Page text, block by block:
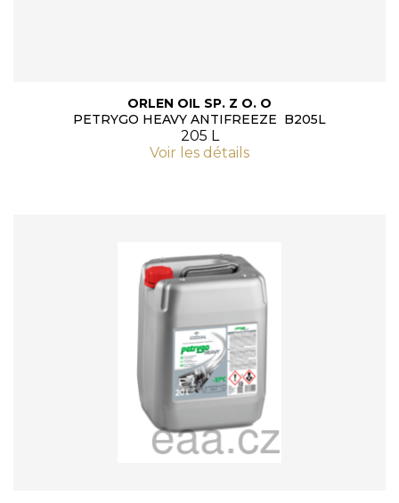
ORLEN OIL SP. Z O. O
PETRYGO HEAVY ANTIFREEZE B205L
205 L
Voir les détails